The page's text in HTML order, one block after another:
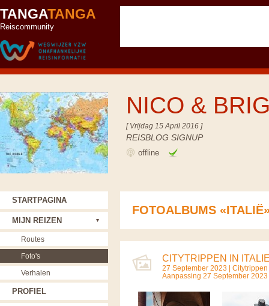
TANGATANGA
Reiscommunity
NICO &
[ Vrijdag 15 April 2016 ]
REISBLOG SIGNUP
offline
FOTOALBUMS
CITYTRIPPEN IN
27 September 2023 |
Aanpassing 27 September
STARTPAGINA
MIJN REIZEN
Routes
Foto's
Verhalen
PROFIEL